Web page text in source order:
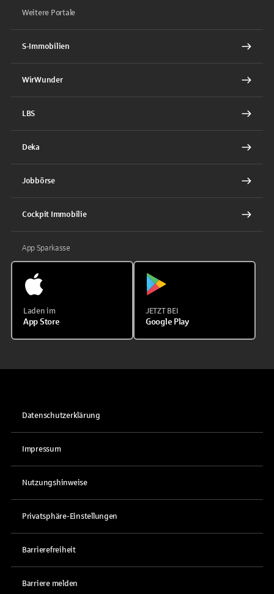
Weitere Portale
S-Immobilien
WirWunder
LBS
Deka
Jobbörse
Cockpit Immobilie
App Sparkasse
Laden im
App Store
JETZT BEI
Google Play
Datenschutzerklärung
Impressum
Nutzungshinweise
Privatsphäre-Einstellungen
Barrierefreiheit
Barriere melden